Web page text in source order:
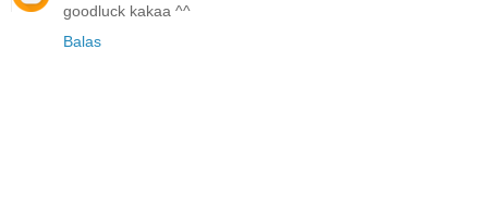
goodluck kakaa ^^
Balas